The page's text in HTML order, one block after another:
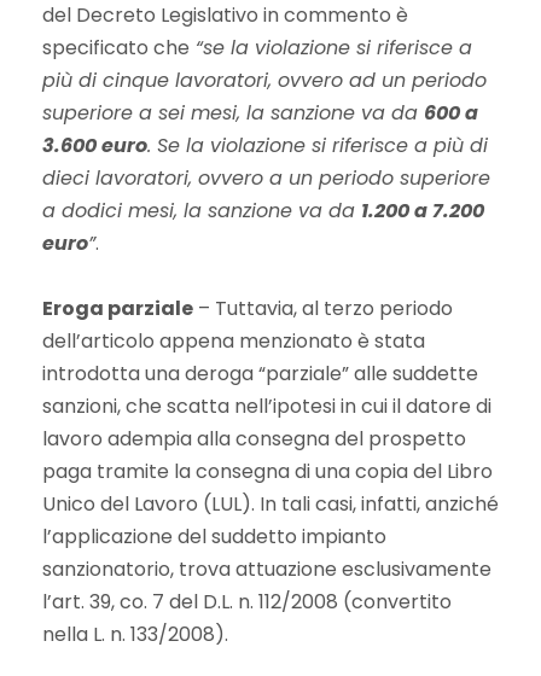
del Decreto Legislativo in commento è
specificato che “se la violazione si riferisce a
più di cinque lavoratori, ovvero ad un periodo
superiore a sei mesi, la sanzione va da 600 a
3.600 euro. Se la violazione si riferisce a più di
dieci lavoratori, ovvero a un periodo superiore
a dodici mesi, la sanzione va da 1.200 a 7.200
euro”.
Eroga parziale – Tuttavia, al terzo periodo
dell’articolo appena menzionato è stata
introdotta una deroga “parziale” alle suddette
sanzioni, che scatta nell’ipotesi in cui il datore di
lavoro adempia alla consegna del prospetto
paga tramite la consegna di una copia del Libro
Unico del Lavoro (LUL). In tali casi, infatti, anziché
l’applicazione del suddetto impianto
sanzionatorio, trova attuazione esclusivamente
l’art. 39, co. 7 del D.L. n. 112/2008 (convertito
nella L. n. 133/2008).